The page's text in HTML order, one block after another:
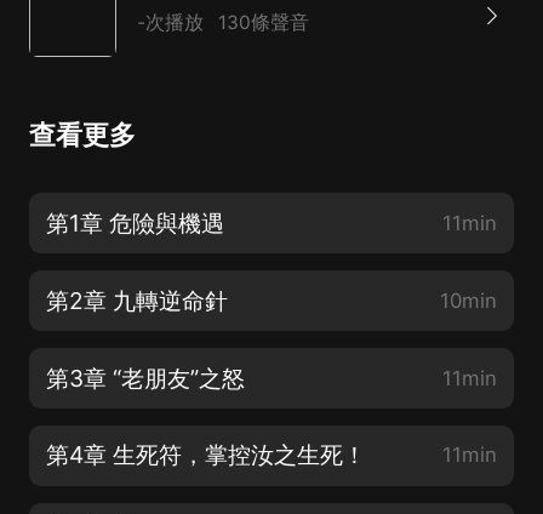
-次播放 130條聲音
查看更多
第1章 危險與機遇 11min
第2章 九轉逆命針 10min
第3章 “老朋友”之怒 11min
第4章 生死符，掌控汝之生死！ 11min